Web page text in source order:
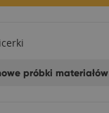
próbki materiałów